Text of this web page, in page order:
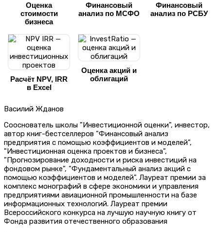
Оценка
стоимости
бизнеса
Финансовый
анализ по МСФО
Финансовый
анализ по РСБУ
Расчёт NPV, IRR
в Excel
Оценка акций и
облигаций
Василий Жданов
Сооснователь школы "Инвестиционной оценки", инвестор,
автор книг-бестселлеров "Финансовый анализ
предприятия с помощью коэффициентов и моделей",
"Инвестиционная оценка проектов и бизнеса",
"Прогнозирование доходности и риска инвестиций на
фондовом рынке", "Фундаментальный анализ акций с
помощью коэффициентов и моделей". Лауреат премии за
комплекс монографий в сфере экономики и управления
предприятиями авиационной промышленности на базе
информационных технологий. Лауреат премии
Всероссийского конкурса на лучшую научную книгу от
Фонда развития отечественного образования